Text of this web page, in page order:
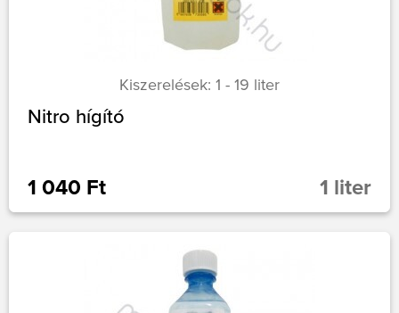
Kiszerelések: 1 - 19 liter
Nitro hígító
1 040 Ft 1 liter